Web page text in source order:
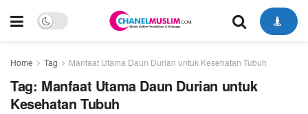
Home Tag Manfaat Utama Daun Durian untuk Kesehatan Tubuh
Tag: Manfaat Utama Daun Durian untuk
Kesehatan Tubuh